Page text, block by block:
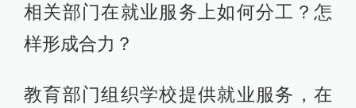
相关部门在就业服务上如何分工？怎
样形成合力？
教育部门组织学校提供就业服务，在